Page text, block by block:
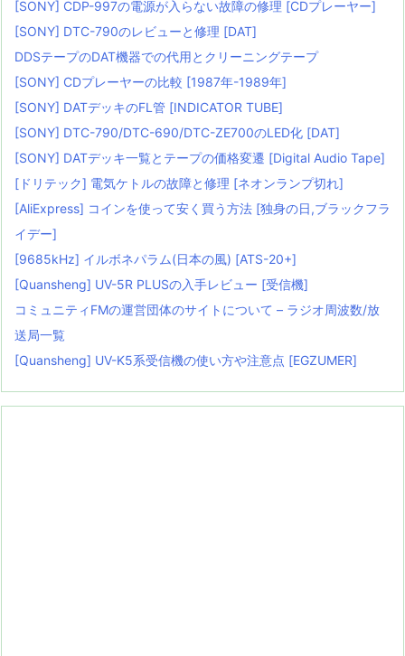
[SONY] CDP-997の電源が入らない故障の修理 [CDプレーヤー]
[SONY] DTC-790のレビューと修理 [DAT]
DDSテープのDAT機器での代用とクリーニングテープ
[SONY] CDプレーヤーの比較 [1987年-1989年]
[SONY] DATデッキのFL管 [INDICATOR TUBE]
[SONY] DTC-790/DTC-690/DTC-ZE700のLED化 [DAT]
[SONY] DATデッキ一覧とテープの価格変遷 [Digital Audio Tape]
[ドリテック] 電気ケトルの故障と修理 [ネオンランプ切れ]
[AliExpress] コインを使って安く買う方法 [独身の日,ブラックフラ
イデー]
[9685kHz] イルボネパラム(日本の風) [ATS-20+]
[Quansheng] UV-5R PLUSの入手レビュー [受信機]
コミュニティFMの運営団体のサイトについて – ラジオ周波数/放
送局一覧
[Quansheng] UV-K5系受信機の使い方や注意点 [EGZUMER]